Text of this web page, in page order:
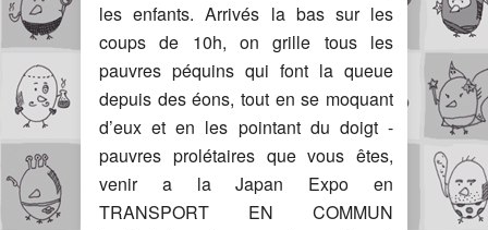
les enfants. Arrivés la bas sur les
coups de 10h, on grille tous les
pauvres péquins qui font la queue
depuis des éons, tout en se moquant
d’eux et en les pointant du doigt -
pauvres prolétaires que vous êtes,
venir a la Japan Expo en
TRANSPORT EN COMMUN